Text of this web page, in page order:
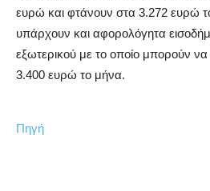
ευρώ και φτάνουν στα 3.272 ευρώ
υπάρχουν και αφορολόγητα
εξωτερικού με το οποίο μπορούν
3.400 ευρώ το μήνα.
Πηγή